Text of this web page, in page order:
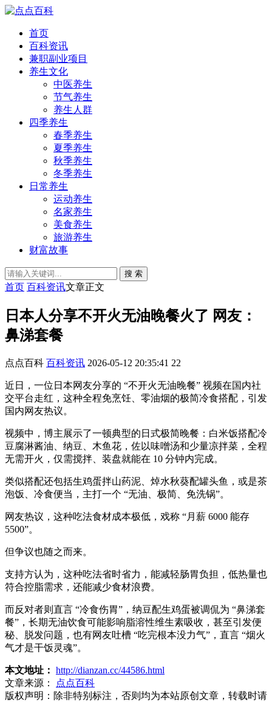
首页
百科资讯
兼职副业项目
养生文化
中医养生
节气养生
养生人群
四季养生
春季养生
夏季养生
秋季养生
冬季养生
日常养生
运动养生
名家养生
美食养生
旅游养生
财富故事
搜 索
首页 百科资讯文章正文
日本人分享不开火无油晚餐火了 网友：
鼻涕套餐
点点百科 百科资讯 2026-05-12 20:35:41 22
近日，一位日本网友分享的 “不开火无油晚餐” 视频在国内社
交平台走红，这种全程免烹饪、零油烟的极简冷食搭配，引发
国内网友热议。
视频中，博主展示了一顿典型的日式极简晚餐：白米饭搭配冷
豆腐淋酱油、纳豆、木鱼花，佐以味噌汤和少量凉拌菜，全程
无需开火，仅需搅拌、装盘就能在 10 分钟内完成。
类似搭配还包括生鸡蛋拌山药泥、焯水秋葵配罐头鱼，或是茶
泡饭、冷食便当，主打一个 “无油、极简、免洗锅”。
网友热议，这种吃法食材成本极低，戏称 “月薪 6000 能存
5500”。
但争议也随之而来。
支持方认为，这种吃法省时省力，能减轻肠胃负担，低热量也
符合控脂需求，还能减少食材浪费。
而反对者则直言 “冷食伤胃”，纳豆配生鸡蛋被调侃为 “鼻涕套
餐”，长期无油饮食可能影响脂溶性维生素吸收，甚至引发便
秘、脱发问题，也有网友吐槽 “吃完根本没力气”，直言 “烟火
气才是干饭灵魂”。
本文地址： http://dianzan.cc/44586.html
文章来源：
点点百科
版权声明： 除非特别标注，否则均为本站原创文章，转载时请